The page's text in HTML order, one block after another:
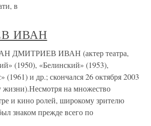
в
ИВАН
ДМИТРИЕВ ИВАН (актер театра,
(1950), «Белинский» (1953),
(1961) и др.; скончался 26 октября 2003
жизни).Несмотря на множество
и кино ролей, широкому зрителю
знаком прежде всего по